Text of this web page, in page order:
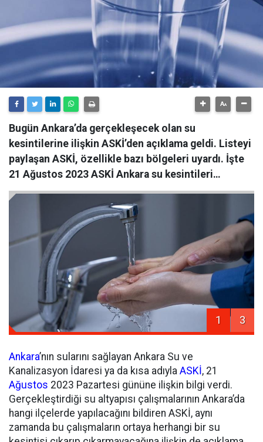
Bugün Ankara’da gerçekleşecek olan su
kesintilerine ilişkin ASKİ’den açıklama geldi. Listeyi
paylaşan ASKİ, özellikle bazı bölgeleri uyardı. İşte
21 Ağustos 2023 ASKİ Ankara su kesintileri…
1 3
Ankara’nın sularını sağlayan Ankara Su ve
Kanalizasyon İdaresi ya da kısa adıyla ASKİ, 21
Ağustos 2023 Pazartesi gününe ilişkin bilgi verdi.
Gerçekleştirdiği su altyapısı çalışmalarının Ankara’da
hangi ilçelerde yapılacağını bildiren ASKİ, aynı
zamanda bu çalışmaların ortaya herhangi bir su